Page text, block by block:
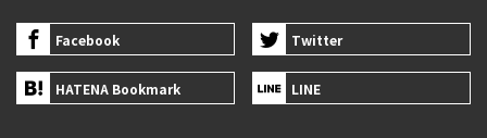
Facebook Twitter
HATENA Bookmark LINE